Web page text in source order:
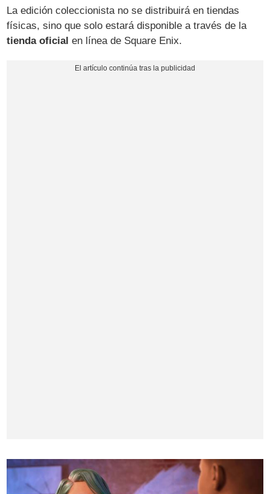
La edición coleccionista no se distribuirá en tiendas
físicas, sino que solo estará disponible a través de la
tienda oficial en línea de Square Enix.